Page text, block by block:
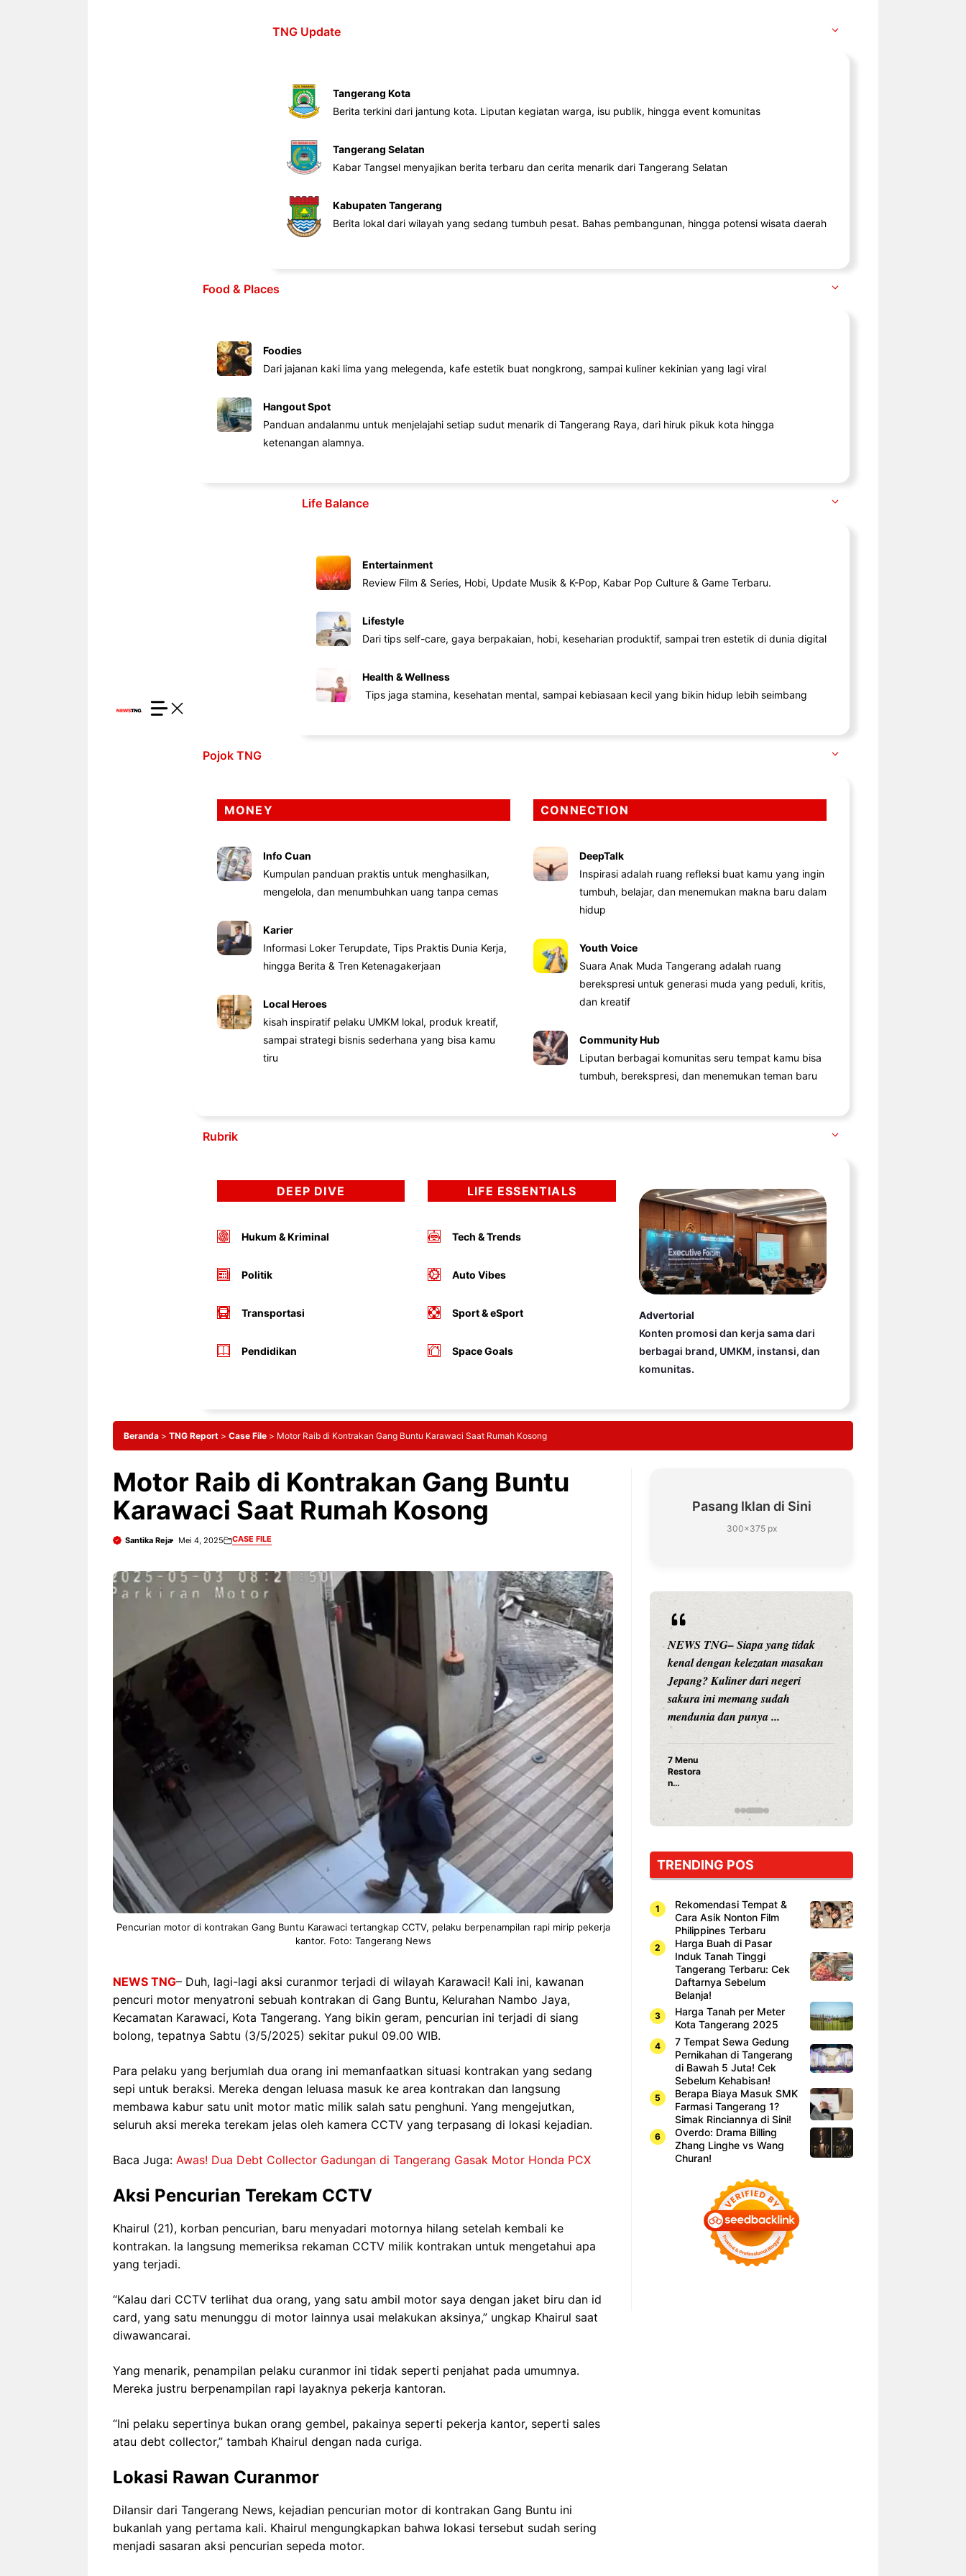
TNG Update
Tangerang Kota
Berita terkini dari jantung kota. Liputan kegiatan warga, isu publik, hingga event komunitas
Tangerang Selatan
Kabar Tangsel menyajikan berita terbaru dan cerita menarik dari Tangerang Selatan
Kabupaten Tangerang
Berita lokal dari wilayah yang sedang tumbuh pesat. Bahas pembangunan, hingga potensi wisata daerah
Food & Places
Foodies
Dari jajanan kaki lima yang melegenda, kafe estetik buat nongkrong, sampai kuliner kekinian yang lagi viral
Hangout Spot
Panduan andalanmu untuk menjelajahi setiap sudut menarik di Tangerang Raya, dari hiruk pikuk kota hingga
ketenangan alamnya.
Life Balance
Entertainment
Review Film & Series, Hobi, Update Musik & K-Pop, Kabar Pop Culture & Game Terbaru.
Lifestyle
Dari tips self-care, gaya berpakaian, hobi, keseharian produktif, sampai tren estetik di dunia digital
Health & Wellness
Tips jaga stamina, kesehatan mental, sampai kebiasaan kecil yang bikin hidup lebih seimbang
Pojok TNG
MONEY
Info Cuan
Kumpulan panduan praktis untuk menghasilkan,
mengelola, dan menumbuhkan uang tanpa cemas
Karier
Informasi Loker Terupdate, Tips Praktis Dunia Kerja,
hingga Berita & Tren Ketenagakerjaan
Local Heroes
kisah inspiratif pelaku UMKM lokal, produk kreatif,
sampai strategi bisnis sederhana yang bisa kamu
tiru
CONNECTION
DeepTalk
Inspirasi adalah ruang refleksi buat kamu yang ingin
tumbuh, belajar, dan menemukan makna baru dalam
hidup
Youth Voice
Suara Anak Muda Tangerang adalah ruang
berekspresi untuk generasi muda yang peduli, kritis,
dan kreatif
Community Hub
Liputan berbagai komunitas seru tempat kamu bisa
tumbuh, berekspresi, dan menemukan teman baru
Rubrik
DEEP DIVE
Hukum & Kriminal
Politik
Transportasi
Pendidikan
LIFE ESSENTIALS
Tech & Trends
Auto Vibes
Sport & eSport
Space Goals
Advertorial
Konten promosi dan kerja sama dari
berbagai brand, UMKM, instansi, dan
komunitas.
Beranda > TNG Report > Case File > Motor Raib di Kontrakan Gang Buntu Karawaci Saat Rumah Kosong
Motor Raib di Kontrakan Gang Buntu
Karawaci Saat Rumah Kosong
Santika Reja Mei 4, 2025 CASE FILE
Pencurian motor di kontrakan Gang Buntu Karawaci tertangkap CCTV, pelaku berpenampilan rapi mirip pekerja
kantor. Foto: Tangerang News
NEWS TNG– Duh, lagi-lagi aksi curanmor terjadi di wilayah Karawaci! Kali ini, kawanan
pencuri motor menyatroni sebuah kontrakan di Gang Buntu, Kelurahan Nambo Jaya,
Kecamatan Karawaci, Kota Tangerang. Yang bikin geram, pencurian ini terjadi di siang
bolong, tepatnya Sabtu (3/5/2025) sekitar pukul 09.00 WIB.
Para pelaku yang berjumlah dua orang ini memanfaatkan situasi kontrakan yang sedang
sepi untuk beraksi. Mereka dengan leluasa masuk ke area kontrakan dan langsung
membawa kabur satu unit motor matic milik salah satu penghuni. Yang mengejutkan,
seluruh aksi mereka terekam jelas oleh kamera CCTV yang terpasang di lokasi kejadian.
Baca Juga: Awas! Dua Debt Collector Gadungan di Tangerang Gasak Motor Honda PCX
Aksi Pencurian Terekam CCTV
Khairul (21), korban pencurian, baru menyadari motornya hilang setelah kembali ke
kontrakan. Ia langsung memeriksa rekaman CCTV milik kontrakan untuk mengetahui apa
yang terjadi.
“Kalau dari CCTV terlihat dua orang, yang satu ambil motor saya dengan jaket biru dan id
card, yang satu menunggu di motor lainnya usai melakukan aksinya,” ungkap Khairul saat
diwawancarai.
Yang menarik, penampilan pelaku curanmor ini tidak seperti penjahat pada umumnya.
Mereka justru berpenampilan rapi layaknya pekerja kantoran.
“Ini pelaku sepertinya bukan orang gembel, pakainya seperti pekerja kantor, seperti sales
atau debt collector,” tambah Khairul dengan nada curiga.
Lokasi Rawan Curanmor
Dilansir dari Tangerang News, kejadian pencurian motor di kontrakan Gang Buntu ini
bukanlah yang pertama kali. Khairul mengungkapkan bahwa lokasi tersebut sudah sering
menjadi sasaran aksi pencurian sepeda motor.
Pasang Iklan di Sini
300×375 px
NEWS TNG– Siapa sangka, dua
nama besar di dunia hiburan,
Nunung Srimulat dan Vicky
Prasetyo, kini merambah dunia
Nunung Srimulat & Vicky
Prasetyo Buka Restoran
Ayam Panggang! Cuma Rp
15 Ribu, Resep Rahasia
Mami Bikin Nagih!
NEWS TNG– Bandung –
Menyambut pergantian tahun
2026, restoran all you can eat
Kakkoii All You Can Eat Bandung
menghadirkan ...
Sambut 2026, Kakkoii
Bandung Hadirkan Pesta All
You Can Eat Mulai Rp
NEWS TNG– Pernah gak sih
kamu mulai ngerjain sesuatu cuma
buat iseng-iseng, eh ternyata malah
jadi peluang bisnis yang
menguntungkan? ...
Dari Iseng Jadi Cuan: Kisah
TUM_ATUL yang Ubah
Hampers Jadi Bisnis Kece
NEWS TNG– Siapa yang tidak
kenal dengan kelezatan masakan
Jepang? Kuliner dari negeri
sakura ini memang sudah
mendunia dan punya ...
7 Menu
Restora
n
yang
Dicoba,
Cuma
Sushi!
TRENDING POS
Rekomendasi Tempat &
Cara Asik Nonton Film
Philippines Terbaru
Harga Buah di Pasar
Induk Tanah Tinggi
Tangerang Terbaru: Cek
Daftarnya Sebelum
Belanja!
Harga Tanah per Meter
Kota Tangerang 2025
7 Tempat Sewa Gedung
Pernikahan di Tangerang
di Bawah 5 Juta! Cek
Sebelum Kehabisan!
Berapa Biaya Masuk SMK
Farmasi Tangerang 1?
Simak Rinciannya di Sini!
Overdo: Drama Billing
Zhang Linghe vs Wang
Churan!